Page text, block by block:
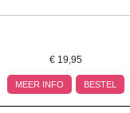
€ 19,95
MEER INFO BESTEL